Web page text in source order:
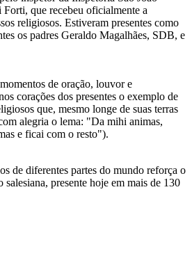
que recebeu oficialmente a
religiosos. Estiveram presentes como
os padres Geraldo Magalhães, SDB, e
de oração, louvor e
corações dos presentes o exemplo de
que, mesmo longe de suas terras
alegria o lema: "Da mihi animas,
e ficai com o resto").
de diferentes partes do mundo reforça o
salesiana, presente hoje em mais de 130